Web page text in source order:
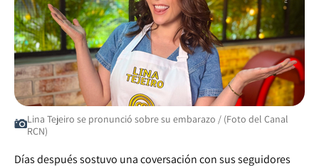
Lina Tejeiro se pronunció sobre su embarazo / (Foto del Canal
RCN)
Días después sostuvo una coversación con sus seguidores